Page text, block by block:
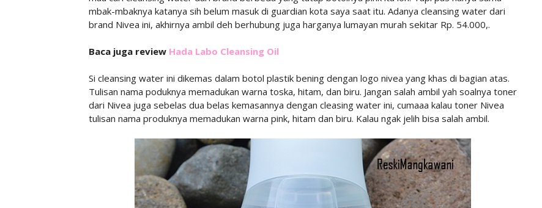
mbak-mbaknya katanya sih belum masuk di guardian kota saya saat itu. Adanya cleansing water dari
brand Nivea ini, akhirnya ambil deh berhubung juga harganya lumayan murah sekitar Rp. 54.000,.
Baca juga review Hada Labo Cleansing Oil
Si cleansing water ini dikemas dalam botol plastik bening dengan logo nivea yang khas di bagian atas.
Tulisan nama poduknya memadukan warna toska, hitam, dan biru. Jangan salah ambil yah soalnya toner
dari Nivea juga sebelas dua belas kemasannya dengan cleasing water ini, cumaaa kalau toner Nivea
tulisan nama produknya memadukan warna pink, hitam dan biru. Kalau ngak jelih bisa salah ambil.